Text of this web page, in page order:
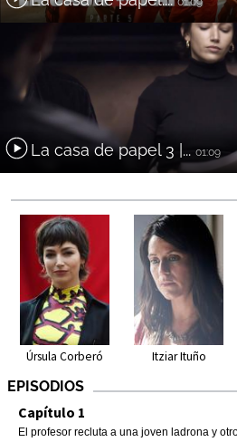
La casa de papel 3 |... 01:09
Úrsula Corberó Itziar Ituño
EPISODIOS
Capítulo 1
El profesor recluta a una joven ladrona y